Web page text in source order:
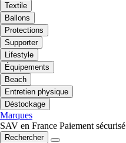
Textile
Ballons
Protections
Supporter
Lifestyle
Équipements
Beach
Entretien physique
Déstockage
Marques
SAV en France Paiement sécurisé
Rechercher